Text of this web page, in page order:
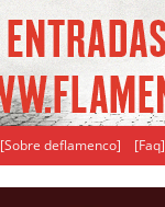
[Sobre deflamenco] [Faq]